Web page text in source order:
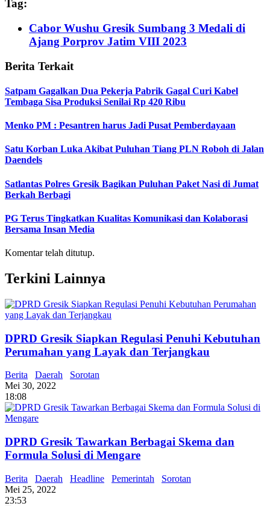
Tag:
Cabor Wushu Gresik Sumbang 3 Medali di
Ajang Porprov Jatim VIII 2023
Berita Terkait
Satpam Gagalkan Dua Pekerja Pabrik Gagal Curi Kabel
Tembaga Sisa Produksi Senilai Rp 420 Ribu
Menko PM : Pesantren harus Jadi Pusat Pemberdayaan
Satu Korban Luka Akibat Puluhan Tiang PLN Roboh di Jalan
Daendels
Satlantas Polres Gresik Bagikan Puluhan Paket Nasi di Jumat
Berkah Berbagi
PG Terus Tingkatkan Kualitas Komunikasi dan Kolaborasi
Bersama Insan Media
Komentar telah ditutup.
Terkini Lainnya
DPRD Gresik Siapkan Regulasi Penuhi Kebutuhan
Perumahan yang Layak dan Terjangkau
Berita Daerah
Sorotan
Mei 30, 2022
18:08
DPRD Gresik Tawarkan Berbagai Skema dan
Formula Solusi di Mengare
Berita Daerah Headline Pemerintah
Sorotan
Mei 25, 2022
23:53